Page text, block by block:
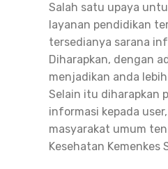
Salah satu upaya
layanan pendidikan
tersedianya sarana
Diharapkan, dengan
menjadikan anda
Selain itu diharapkan
informasi kepada
masyarakat umum
Kesehatan Kemenkes